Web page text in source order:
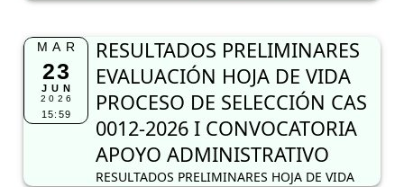
MAR
23
JUN
2026
15:59
RESULTADOS PRELIMINARES
EVALUACIÓN HOJA DE VIDA
PROCESO DE SELECCIÓN CAS
0012-2026 I CONVOCATORIA
APOYO ADMINISTRATIVO
RESULTADOS PRELIMINARES HOJA DE VIDA